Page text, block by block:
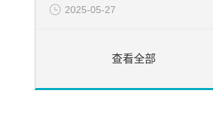
2025-05-27
查看全部